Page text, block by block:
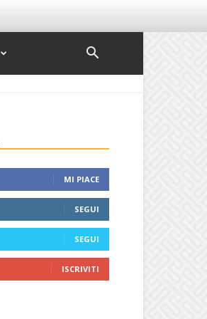
MI PIACE
SEGUI
SEGUI
ISCRIVITI